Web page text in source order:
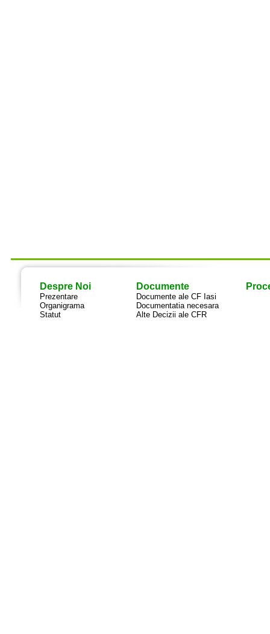
Despre Noi
Prezentare
Organigrama
Statut
Documente
Documente ale CF Iasi
Documentatia necesara
Alte Decizii ale CFR